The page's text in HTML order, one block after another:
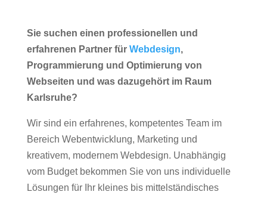
Sie suchen einen professionellen und
erfahrenen Partner für Webdesign,
Programmierung und Optimierung von
Webseiten und was dazugehört im Raum
Karlsruhe?
Wir sind ein erfahrenes, kompetentes Team im
Bereich Webentwicklung, Marketing und
kreativem, modernem Webdesign. Unabhängig
vom Budget bekommen Sie von uns individuelle
Lösungen für Ihr kleines bis mittelständisches